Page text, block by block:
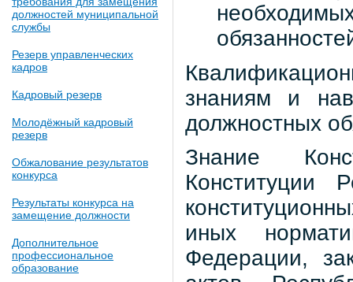
должностей муниципальной
службы
Резерв управленческих
кадров
Кадровый резерв
Молодёжный кадровый
резерв
Обжалование результатов
конкурса
Результаты конкурса на
замещение должности
Дополнительное
профессиональное
образование
знаниям и
должностных
Знание
Конституции
иных
Федерации,